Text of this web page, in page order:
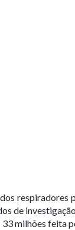
respiradores
de
milhões feita